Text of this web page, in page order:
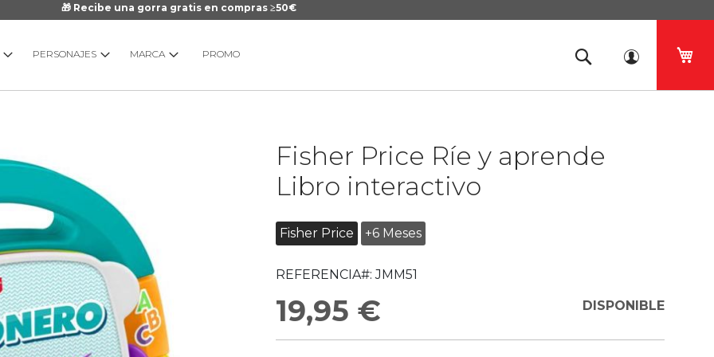
🎁 Recibe una gorra gratis en compras ≥50€
PERSONAJES MARCA PROMO
Fisher Price Ríe y aprende
Libro interactivo
Fisher Price +6 Meses
REFERENCIA#: JMM51
19,95 € DISPONIBLE
galería
imágenes